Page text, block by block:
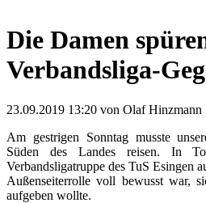
Die Damen
Verbandsliga-
23.09.2019 13:20 von Olaf Hinzmann
Am gestrigen Sonntag musste
Süden des Landes reisen. In
Verbandsligatruppe des TuS Esingen
Außenseiterrolle voll bewusst war,
aufgeben wollte.